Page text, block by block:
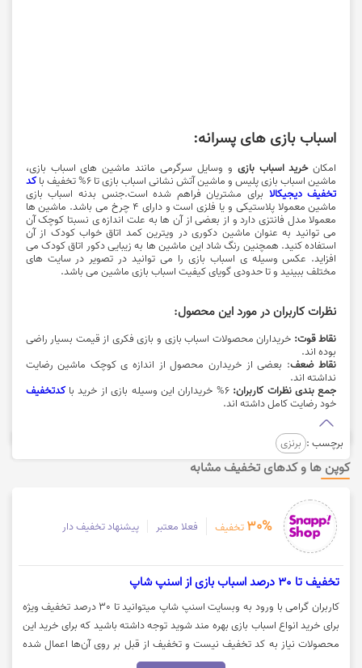
اسباب بازی های پسرانه:
امکانخرید اسباب بازی و وسایل سرگرمی مانند ماشین های اسباب بازی،
ماشین اسباب بازی پلیس و ماشین آتش نشانی اسباب بازی تا 6% تخفیف با
کد
تخفیف دیجیکالا برای مشتریان فراهم شده است.جنس بدنه اسباب بازی
ماشین معمولا پلاستیکی و یا فلزی است و دارای 4 چرخ می باشد. ماشین ها
معمولا مدل فانتزی دارد و از بعضی از آن ها به علت اندازه ی نسبتا کوچک آن
می توانید به عنوان ماشین دکوری در ویترین کمد اتاق خواب کودک از آن
استفاده کنید. همچنین رنگ شاد این ماشین ها به زیبایی دکور اتاق کودک می
افزاید. عکس وسیله ی اسباب بازی را می توانید در تصویر در سایت های
مختلف ببینید و تا حدودی گویای کیفیت اسباب بازی ماشین می باشد.
نظرات کاربران در مورد این محصول:
نقاط قوت: خریداران محصولات اسباب بازی و بازی فکری از قیمت بسیار راضی
بوده اند.
نقاط ضعف: بعضی از خریدارن محصول از اندازه ی کوچک ماشین رضایت
نداشته اند.
جمع بندی نظرات کاربران:6% خریداران این وسیله بازی از خرید با
کدتخفیف
خود رضایت کامل داشته اند.
برچسب : برنزی
کوپن ها و کدهای تخفیف مشابه
30% تخفیف فعلا معتبر پیشنهاد تخفیف دار
تخفیف تا 30 درصد اسباب بازی از اسنپ شاپ
کاربران گرامی با ورود به وبسایت اسنپ شاپ میتوانید تا 30 درصد تخفیف ویژه
برای خرید انواع اسباب بازی بهره مند شوید توجه داشته باشید که برای خرید این
محصولات نیاز به کد تخفیف نیست و تخفیف از قبل بر روی آن‌ها اعمال شده
است. جهت مشاهده این محصولات روی گزینه "خرید کنید" کلیک نمایید.